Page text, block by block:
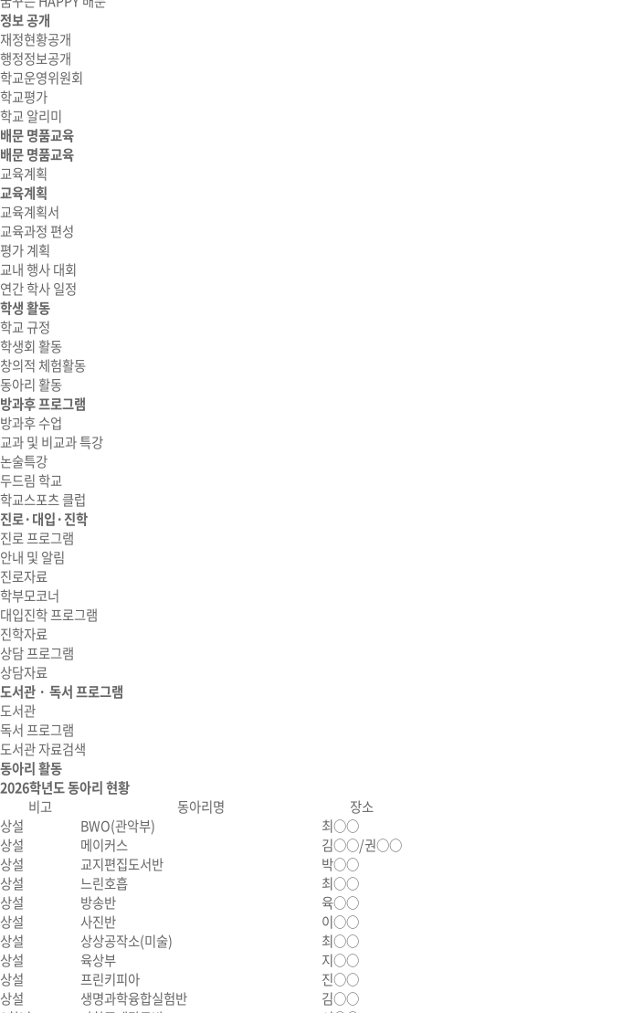
정보 공개
재정현황공개
행정정보공개
학교운영위원회
학교평가
학교 알리미
배문 명품교육
배문 명품교육
교육계획
교육계획
교육계획서
교육과정 편성
평가 계획
교내 행사 대회
연간 학사 일정
학생 활동
학교 규정
학생회 활동
창의적 체험활동
동아리 활동
방과후 프로그램
방과후 수업
교과 및 비교과 특강
논술특강
두드림 학교
학교스포츠 클럽
진로·대입·진학
진로 프로그램
안내 및 알림
진로자료
학부모코너
대입진학 프로그램
진학자료
상담 프로그램
상담자료
도서관 · 독서 프로그램
도서관
독서 프로그램
도서관 자료검색
동아리 활동
2026학년도 동아리 현황
비고
동아리명
장소
상설
BWO(관악부)
최○○
상설
메이커스
김○○/권○○
상설
교지편집도서반
박○○
상설
느린호흡
최○○
상설
방송반
육○○
상설
사진반
이○○
상설
상상공작소(미술)
최○○
상설
육상부
지○○
상설
프린키피아
진○○
상설
생명과학융합실험반
김○○